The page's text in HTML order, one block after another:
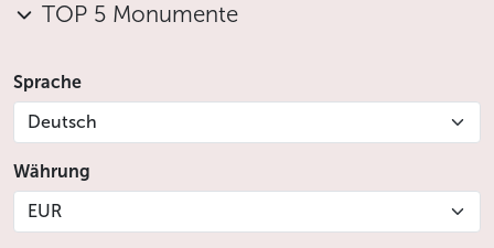
TOP 5 Monumente
Sprache
Deutsch
Währung
EUR